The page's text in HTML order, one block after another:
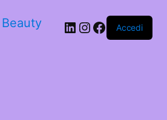
LinkedIn
Instagram
Facebook
Accedi